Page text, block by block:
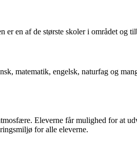
en af de største skoler i området og
matematik, engelsk, naturfag og
Eleverne får mulighed for at
for alle eleverne.